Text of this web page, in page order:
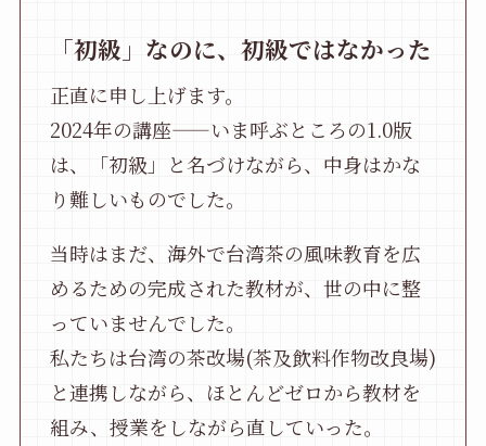
「初級」なのに、初級ではなかった
正直に申し上げます。
2024年の講座——いま呼ぶところの1.0版
は、「初級」と名づけながら、中身はかな
り難しいものでした。
当時はまだ、海外で台湾茶の風味教育を広
めるための完成された教材が、世の中に整
っていませんでした。
私たちは台湾の茶改場(茶及飲料作物改良場)
と連携しながら、ほとんどゼロから教材を
組み、授業をしながら直していった。